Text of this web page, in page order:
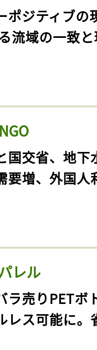
ポジティブの
流域の一致
国交省、地下
要増、外国人
レル
ラ売りPETボ
レス可能に。